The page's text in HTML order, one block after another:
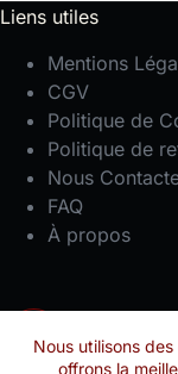
Nous utilisons
offrons la
Liens utiles
Mentions
CGV
Politique de
Politique de
Nous
FAQ
À propos
Facebook